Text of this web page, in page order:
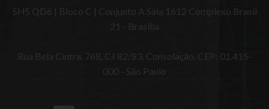
SHS QD6 | Bloco C | Conjunto A Sala 1612 Complexo Brasil
21 - Brasília
Rua Bela Cintra, 768, CJ 82/83, Consolação, CEP: 01.415-
000 - São Paulo